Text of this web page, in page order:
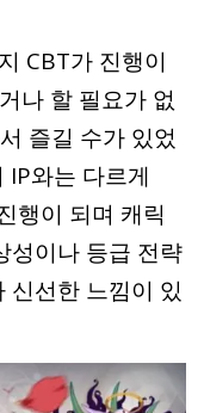
CBT가 진행이
나 할 필요가 없
즐길 수가 있었
IP와는 다르게
행이 되며 캐릭
성이나 등급 전략
신선한 느낌이 있